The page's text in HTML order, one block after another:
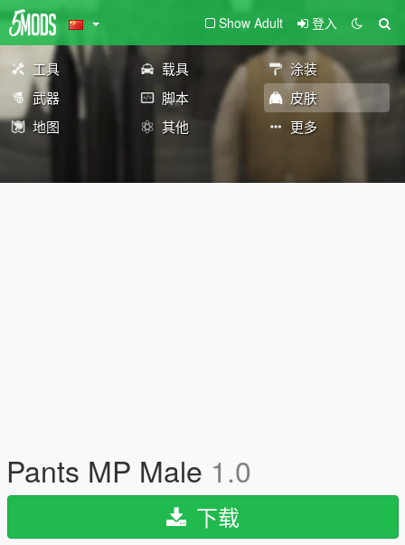
Show Adult 登入
工具 载具
涂装
武器
脚本
皮肤
地图
其他 更多
Pants MP Male 1.0
下载